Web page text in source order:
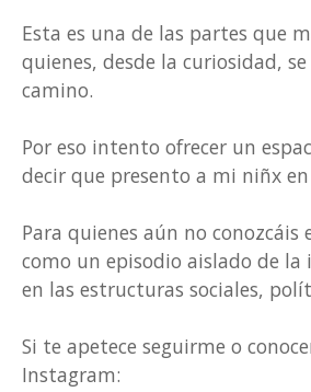
Esta es una de las partes que
quienes, desde la curiosidad,
camino.
Por eso intento ofrecer un
decir que presento a mi niñx
Para quienes aún no
como un episodio aislado de
en las estructuras sociales,
Si te apetece seguirme o
Instagram: